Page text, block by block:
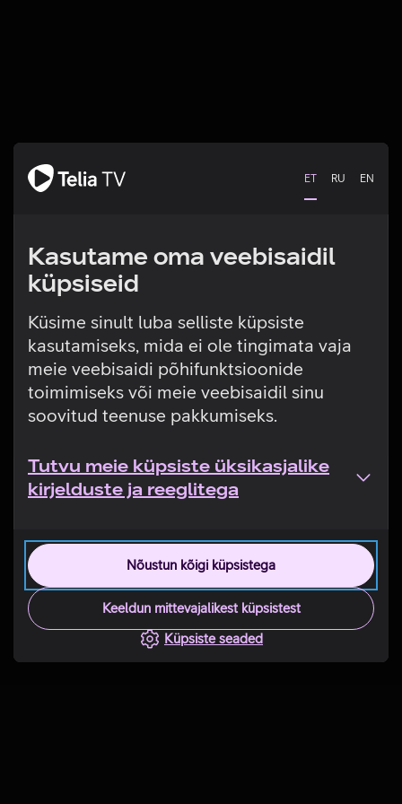
ET RU EN
Kasutame oma veebisaidil
küpsiseid
Küsime sinult luba selliste küpsiste
kasutamiseks, mida ei ole tingimata vaja
meie veebisaidi põhifunktsioonide
toimimiseks või meie veebisaidil sinu
soovitud teenuse pakkumiseks.
Tutvu meie küpsiste üksikasjalike
kirjelduste ja reeglitega
Nõustun kõigi küpsistega
Keeldun mittevajalikest küpsistest
Küpsiste seaded
Tehniline viga